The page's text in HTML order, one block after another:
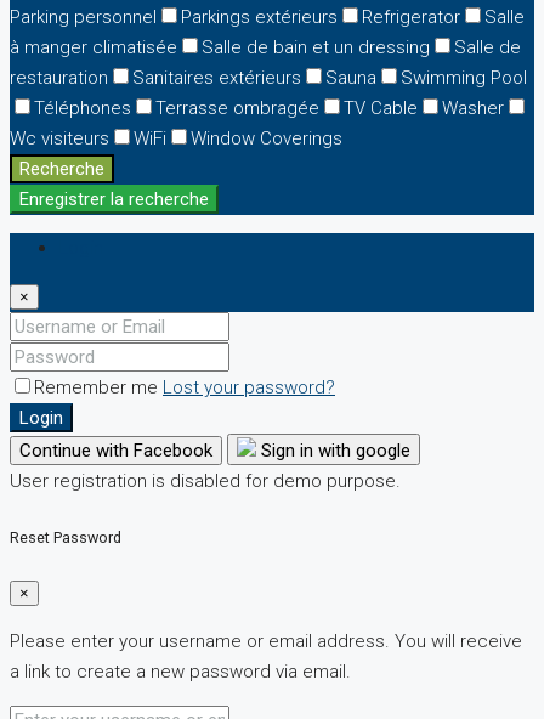
Parking personnel
Parkings extérieurs Refrigerator
Salle
à manger climatisée
Salle de bain et un dressing
Salle de
restauration
Sanitaires extérieurs Sauna
Swimming Pool
Téléphones
Terrasse ombragée TV Cable
Washer
Wc visiteurs
WiFi
Window Coverings
Recherche
Enregistrer la recherche
×
Remember me Lost your password?
Login
Continue with Facebook
Sign in with google
User registration is disabled for demo purpose.
Reset Password
×
Please enter your username or email address. You will receive
a link to create a new password via email.